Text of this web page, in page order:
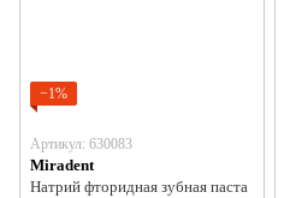
−1%
Артикул: 630083
Miradent
Натрий фторидная зубная паста